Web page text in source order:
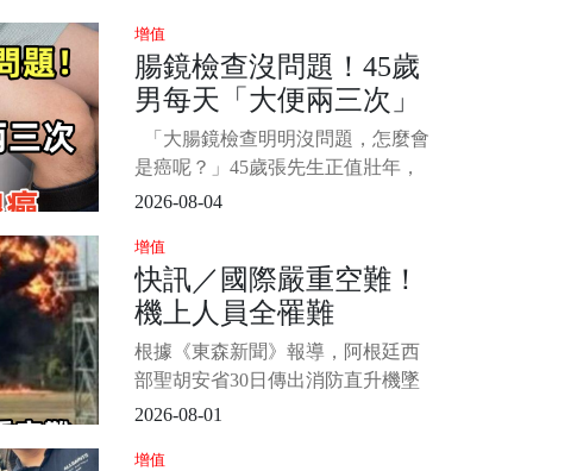
導，目前海面上除了中度颱風「白
海豚」及輕度颱風「鯨魚」之外，
白海豚東側的熱帶擾動96W最快周四
就會生成今
增值
腸鏡檢查沒問題！45歲
男每天「大便兩三次」
竟確診胰腺癌 「4種異
常」或是身體警報：一
定要重視
「大腸鏡檢查明明沒問題，怎麼會
是癌呢？」45歲張先生正值壯年，
排便也挺規律，一天大便一次。 半
便也不成形，本來頻率不高，也就
懷疑吃錯東西， 腸胃不舒服罷了...
後來從一天拉一次，變成一天腹瀉
三四次，尤其吃了肉類食物後， 排
泄物還夾帶
2026-08-04
增值
快訊／國際嚴重空難！
機上人員全罹難
根據《東森新聞》報導，阿根廷西
部聖胡安省30日傳出消防直升機墜
落憾事，機上7名救災人員全數喪
鄰省拉里奧哈執行滅火任務，卻在
2026-08-01
增值